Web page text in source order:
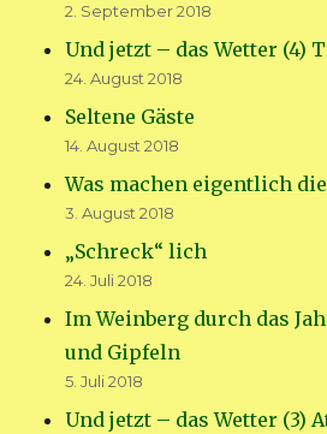
2. September 2018
Und jetzt – das Wetter (4)
24. August 2018
Seltene Gäste
14. August 2018
Was machen eigentlich
3. August 2018
„Schreck“ lich
24. Juli 2018
Im Weinberg durch das
und Gipfeln
5. Juli 2018
Und jetzt – das Wetter (3)